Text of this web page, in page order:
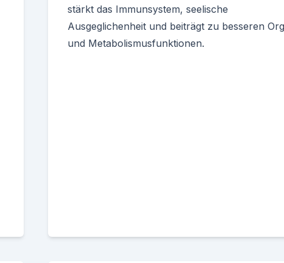
stärkt das Immunsystem, seelische
Ausgeglichenheit und beiträgt zu besseren
und Metabolismusfunktionen.